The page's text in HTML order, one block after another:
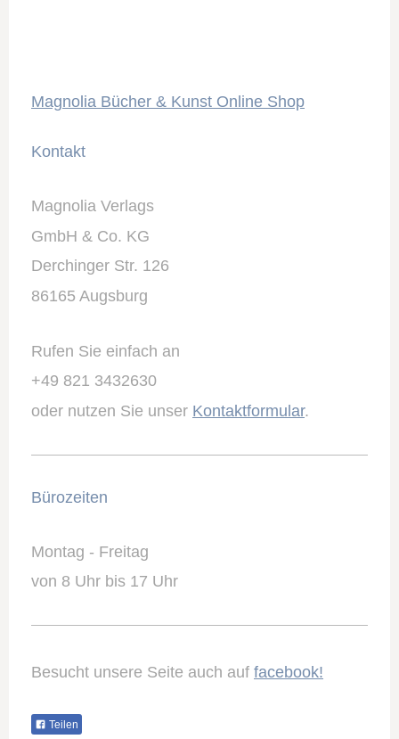
Magnolia Bücher & Kunst Online Shop
Kontakt
Magnolia Verlags
GmbH & Co. KG
Derchinger Str. 126
86165 Augsburg
Rufen Sie einfach an
+49 821 3432630
oder nutzen Sie unser Kontaktformular.
Bürozeiten
Montag - Freitag
von 8 Uhr bis 17 Uhr
Besucht unsere Seite auch auf facebook!
Teilen